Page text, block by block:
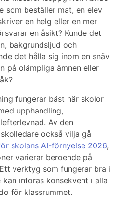
som beställer mat, en elev
en helg eller en mer
en åsikt? Kunde det
bakgrundsljud och
det hålla sig inom en snäv
på olämpliga ämnen eller
fungerar bäst när skolor
upphandling,
Av den
också vilja gå
skolans AI-förnyelse 2026,
varierar beroende på
verktyg som fungerar bra i
införas konsekvent i alla
för klassrummet.